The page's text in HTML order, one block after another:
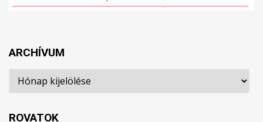
ARCHÍVUM
Archívum
ROVATOK